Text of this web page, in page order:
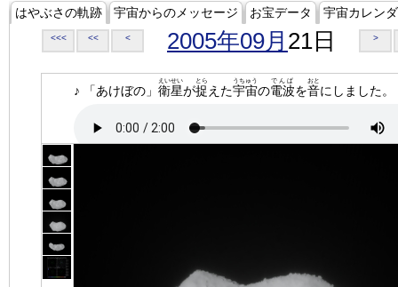
はやぶさの軌跡 宇宙からのメッセージ お宝データ 宇宙カレン
<<< << < 2005年09月 21日 >
♪ 「あけぼの」 衛星
えいせい
が捉
とら
えた宇宙
うちゅう
の電波
でんぱ
を音
おと
にしました。